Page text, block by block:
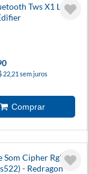
Tws X1 Lite
22,21 sem juros
Som Cipher Rgb
- Redragon